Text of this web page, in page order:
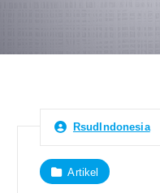
RsudIndonesia
Artikel